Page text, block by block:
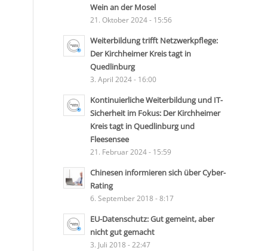
Wein an der Mosel
21. Oktober 2024 - 15:56
Weiterbildung trifft Netzwerkpflege:
Der Kirchheimer Kreis tagt in
Quedlinburg
3. April 2024 - 16:00
Kontinuierliche Weiterbildung und IT-
Sicherheit im Fokus: Der Kirchheimer
Kreis tagt in Quedlinburg und
Fleesensee
21. Februar 2024 - 15:59
Chinesen informieren sich über Cyber-
Rating
6. September 2018 - 8:17
EU-Datenschutz: Gut gemeint, aber
nicht gut gemacht
3. Juli 2018 - 22:47